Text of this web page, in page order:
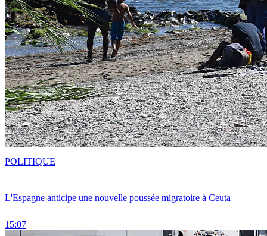
L'Espagne anticipe une nouvelle poussée migratoire à Ceuta
15:07
POLITIQUE